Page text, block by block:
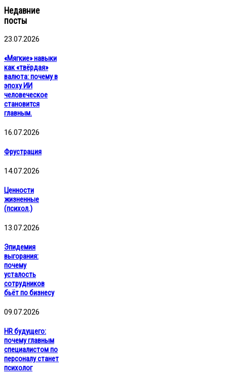
Недавние
посты
23.07.2026
«Мягкие» навыки
как «твёрдая»
валюта: почему в
эпоху ИИ
человеческое
становится
главным.
16.07.2026
Фрустрация
14.07.2026
Ценности
жизненные
(психол.)
13.07.2026
Эпидемия
выгорания:
почему
усталость
сотрудников
бьёт по бизнесу
09.07.2026
HR будущего:
почему главным
специалистом по
персоналу станет
психолог